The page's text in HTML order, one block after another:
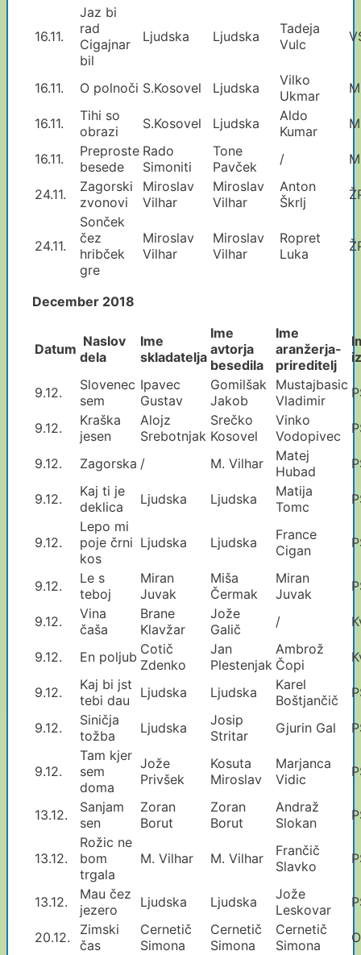
16.11.
Jaz bi
rad
Cigajnar
bil
Ljudska Ljudska
Tadeja
Vulc
16.11. O polnoči S.Kosovel Ljudska
Vilko
Ukmar
16.11.
Tihi so
obrazi
S.Kosovel Ljudska
Aldo
Kumar
16.11.
Preproste
besede
Rado
Simoniti
Tone
Pavček
/
24.11.
Zagorski
zvonovi
Miroslav
Vilhar
Miroslav
Vilhar
Anton
Škrlj
24.11.
Sonček
čez
hribček
gre
Miroslav
Vilhar
Miroslav
Vilhar
Ropret
Luka
December 2018
Datum Naslov
dela
Ime
skladatelja
Ime
avtorja
besedila
Ime
aranžerja-
prireditelj
9.12.
Slovenec
sem
Ipavec
Gustav
Gomilšak
Jakob
Mustajbasic
Vladimir
9.12.
Kraška
jesen
Alojz
Srebotnjak
Srečko
Kosovel
Vinko
Vodopivec
9.12. Zagorska / M. Vilhar
Matej
Hubad
9.12.
Kaj ti je
deklica
Ljudska Ljudska
Matija
Tomc
9.12.
Lepo mi
poje črni
kos
Ljudska Ljudska
France
Cigan
9.12.
Le s
teboj
Miran
Juvak
Miša
Čermak
Miran
Juvak
9.12.
Vina
čaša
Brane
Klavžar
Jože
Galič
/
9.12. En poljub Cotič
Zdenko
Jan
Plestenjak
Ambrož
Čopi
9.12.
Kaj bi jst
tebi dau
Ljudska Ljudska
Karel
Boštjančič
9.12.
Siničja
tožba
Ljudska
Josip
Stritar
Gjurin Gal
9.12.
Tam kjer
sem
doma
Jože
Privšek
Kosuta
Miroslav
Marjanca
Vidic
13.12.
Sanjam
sen
Zoran
Borut
Zoran
Borut
Andraž
Slokan
13.12.
Rožic ne
bom
trgala
M. Vilhar M. Vilhar
Frančič
Slavko
13.12.
Mau čez
jezero
Ljudska Ljudska
Jože
Leskovar
20.12.
Zimski
čas
Cernetič
Simona
Cernetič
Simona
Cernetič
Simona